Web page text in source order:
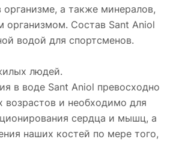
организме, а также минералов,
организмом. Состав Sant Aniol
водой для спортсменов.
людей.
в воде Sant Aniol превосходно
возрастов и необходимо для
сердца и мышц, а
наших костей по мере того,